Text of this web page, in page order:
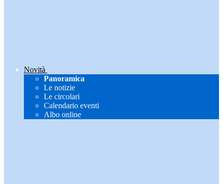
Novità
Panoramica
Le notizie
Le circolari
Calendario eventi
Albo online